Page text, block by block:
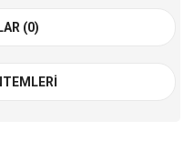
(0)